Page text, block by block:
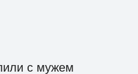
с мужем